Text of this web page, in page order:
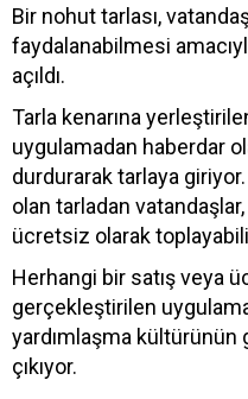
Bir nohut tarlası,
faydalanabilmesi
açıldı.
Tarla kenarına
uygulamadan haberdar
durdurarak tarlaya
olan tarladan
ücretsiz olarak
Herhangi bir satış veya
gerçekleştirilen
yardımlaşma kültürünün
çıkıyor.